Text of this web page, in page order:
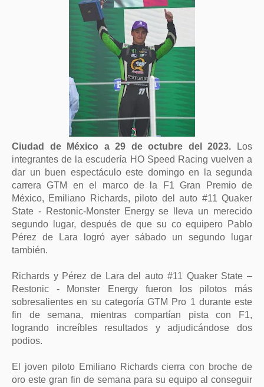
Ciudad de México a 29 de octubre del 2023. Los
integrantes de la escudería HO Speed Racing vuelven a
dar un buen espectáculo este domingo en la segunda
carrera GTM en el marco de la F1 Gran Premio de
México, Emiliano Richards, piloto del auto #11 Quaker
State - Restonic-Monster Energy se lleva un merecido
segundo lugar, después de que su co equipero Pablo
Pérez de Lara logró ayer sábado un segundo lugar
también.
Richards y Pérez de Lara del auto #11 Quaker State –
Restonic - Monster Energy fueron los pilotos más
sobresalientes en su categoría GTM Pro 1 durante este
fin de semana, mientras compartían pista con F1,
logrando increíbles resultados y adjudicándose dos
podios.
El joven piloto Emiliano Richards cierra con broche de
oro este gran fin de semana para su equipo al conseguir